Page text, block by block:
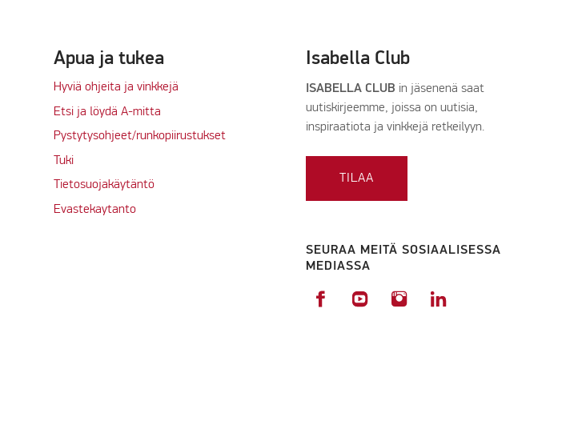
Apua ja tukea
Hyviä ohjeita ja vinkkejä
Etsi ja löydä A-mitta
Pystytysohjeet/runkopiirustukset
Tuki
Tietosuojakäytäntö
Evastekaytanto
Isabella Club
ISABELLA CLUB in jäsenenä saat
uutiskirjeemme, joissa on uutisia,
inspiraatiota ja vinkkejä retkeilyyn.
TILAA
SEURAA MEITÄ SOSIAALISESSA
MEDIASSA